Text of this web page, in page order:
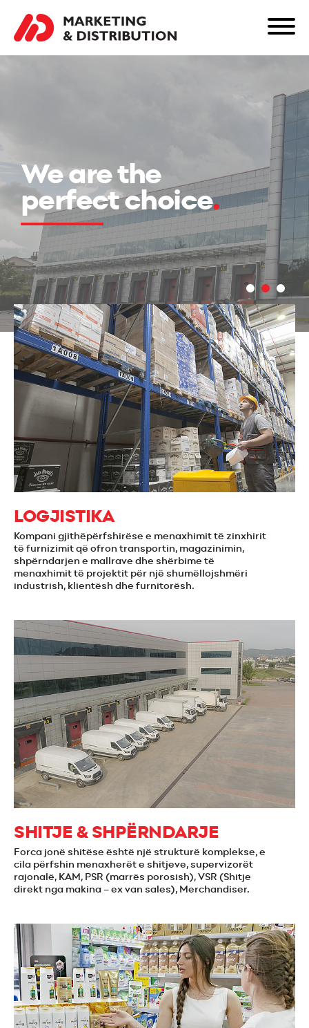
We are the
perfect choice.
LOGJISTIKA
Kompani gjithëpërfshirëse e menaxhimit të zinxhirit
të furnizimit që ofron transportin, magazinimin,
shpërndarjen e mallrave dhe shërbime të
menaxhimit të projektit për një shumëllojshmëri
industrish, klientësh dhe furnitorësh.
SHITJE & SHPËRNDARJE
Forca jonë shitëse është një strukturë komplekse, e
cila përfshin menaxherët e shitjeve, supervizorët
rajonalë, KAM, PSR (marrës porosish), VSR (Shitje
direkt nga makina – ex van sales), Merchandiser.